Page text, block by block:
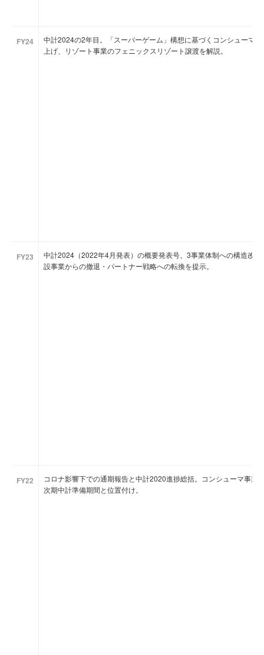
FY24
中計2024の2年目。「スーパーゲーム」構想に基づくコンシューマ
上げ、リゾート事業のフェニックスリゾート譲渡を解説。
FY23
中計2024（2022年4月発表）の概要発表号。3事業体制への構造改
設事業からの撤退・パートナー戦略への転換を提示。
FY22
コロナ影響下での通期報告と中計2020進捗総括。コンシューマ事業
次期中計準備期間と位置付け。